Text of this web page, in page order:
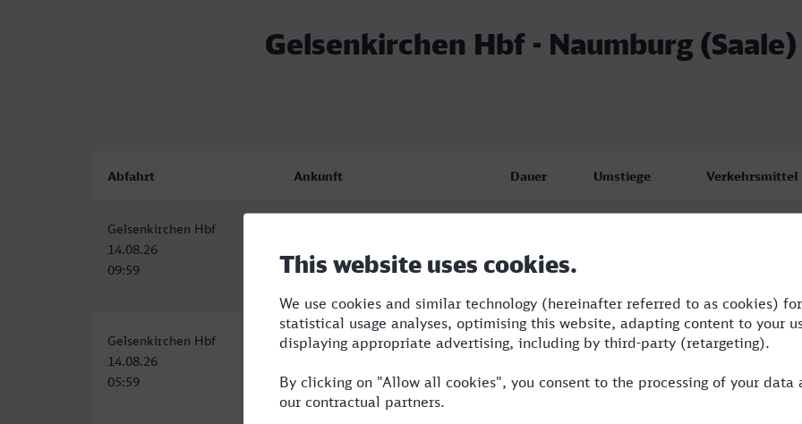
Gelsenkirchen Hbf - Naumburg
Abfahrt Ankunft Dauer Umstiege Verkehrsmittel
Gelsenkirchen Hbf
14.08.26
09:59
15:21
Gelsenkirchen Hbf
14.08.26
05:59
Naumburg (Saale) Hbf
12:21
6:22 4 RB,CAN,ABR,NX